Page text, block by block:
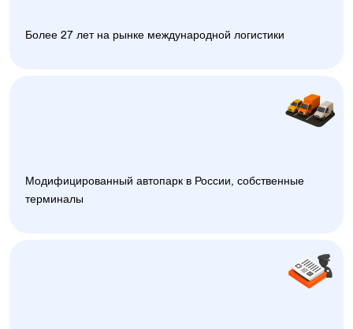
Более 27 лет на рынке международной логистики
Модифицированный автопарк в России, собственные
терминалы